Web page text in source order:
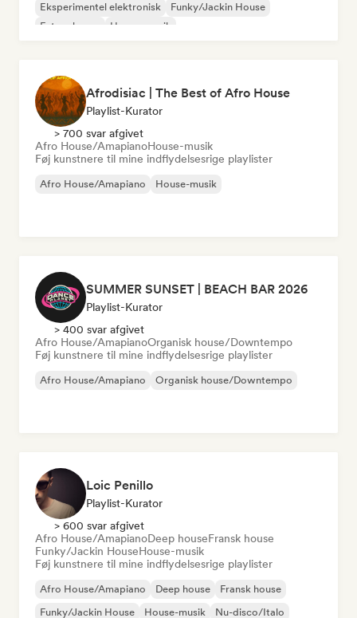
Eksperimentel elektronisk
Funky/Jackin House
Future house
House-musik
Afrodisiac | The Best of Afro House
Playlist-Kurator
> 700 svar afgivet
Afro House/AmapianoHouse-musik
Føj kunstnere til mine indflydelsesrige playlister
Afro House/Amapiano House-musik
SUMMER SUNSET | BEACH BAR 2026
Playlist-Kurator
> 400 svar afgivet
Afro House/AmapianoOrganisk house/Downtempo
Føj kunstnere til mine indflydelsesrige playlister
Afro House/Amapiano Organisk house/Downtempo
Loic Penillo
Playlist-Kurator
> 600 svar afgivet
Afro House/AmapianoDeep houseFransk house
Funky/Jackin HouseHouse-musik
Føj kunstnere til mine indflydelsesrige playlister
Afro House/Amapiano Deep house
Fransk house
Funky/Jackin House
House-musik Nu-disco/Italo